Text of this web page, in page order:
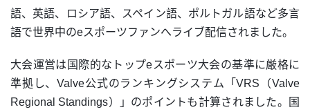
語、英語、ロシア語、スペイン語、ポルトガル語など多言
語で世界中のeスポーツファンへライブ配信されました。
大会運営は国際的なトップeスポーツ大会の基準に厳格に
準拠し、Valve公式のランキングシステム「VRS（Valve
Regional Standings）」のポイントも計算されました。国